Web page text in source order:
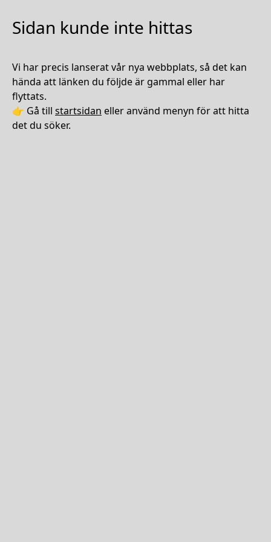
Sidan kunde inte hittas
Vi har precis lanserat vår nya webbplats, så det kan
hända att länken du följde är gammal eller har
flyttats.
👉 Gå till startsidan eller använd menyn för att hitta
det du söker.